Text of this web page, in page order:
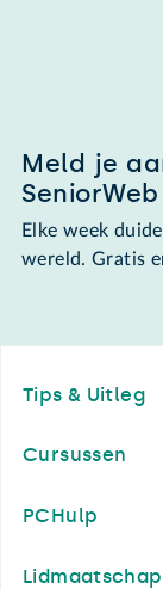
Meld je
SeniorWeb
Elke week
wereld. Gratis
Tips & Uitleg
Cursussen
PCHulp
Lidmaatschap